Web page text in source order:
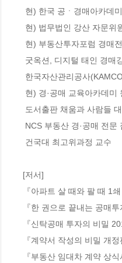
[저서]
『아파트 살 때와 팔 때 1
『한 권으로 끝내는 공매
『신탁공매 투자의 비밀
『계약서 작성의 비밀 개
『부동산 임대차 계약 상식